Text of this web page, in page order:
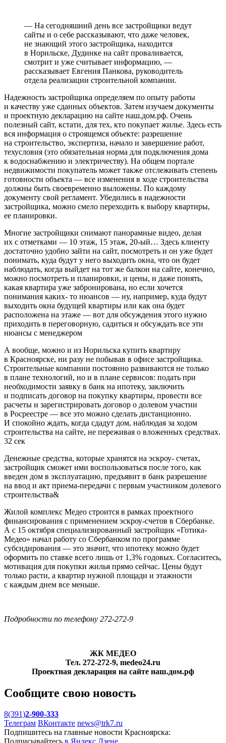
— На сегодняшний день все застройщики ведут
сайты и о себе рассказывают, что даже человек,
не знающий этого застройщика, находится
в Норильске, Дудинке на сайт проваливается,
смотрит и уже считывает информацию, —
рассказывает Евгения Панкова, руководитель
отдела реализации строительной компании.
Надежность застройщика определяем по опыту работы
и качеству уже сданных объектов. Затем изучаем документы
и проектную декларацию на сайте наш.дом.рф. Очень
полезный сайт, кстати, для тех, кто покупает жилье. Здесь есть
вся информация о строящемся объекте: разрешение
на строительство, экспертиза, начало и завершение работ,
техусловия (это обязательная норма для подключения дома
к водоснабжению и электричеству). На общем портале
недвижимости покупатель может также отслеживать степень
готовности объекта — все изменения в ходе строительства
должны быть своевременно выложены. По каждому
документу свой регламент. Убедились в надежности
застройщика, можно смело переходить к выбору квартиры,
ее планировки.
Многие застройщики снимают панорамные видео, делая
их с отметками — 10 этаж, 15 этаж, 20-ый… Здесь клиенту
достаточно удобно зайти на сайт, посмотреть и он уже будет
понимать, куда будут у него выходить окна, что он будет
наблюдать, когда выйдет на тот же балкон на сайте, конечно,
можно посмотреть и планировки, и цены, и даже понять,
какая квартира уже забронирована, но если хочется
понимания каких- то нюансов — ну, например, куда будут
выходить окна будущей квартиры или как она будет
расположена на этаже — вот для обсуждения этого нужно
приходить в переговорную, садиться и обсуждать все эти
нюансы с менеджером
А вообще, можно и из Норильска купить квартиру
в Красноярске, ни разу не побывав в офисе застройщика.
Строительные компании постоянно развиваются не только
в плане технологий, но и в плане сервисов: подать при
необходимости заявку в банк на ипотеку, заключить
и подписать договор на покупку квартиры, провести все
расчеты и зарегистрировать договор о долевом участии
в Росреестре — все это можно сделать дистанционно.
И спокойно ждать, когда сдадут дом, наблюдая за ходом
строительства на сайте, не переживая о вложенных средствах.
32 сек
Денежные средства, которые хранятся на эскроу- счетах,
застройщик сможет ими воспользоваться после того, как
введен дом в эксплуатацию, предъявит в банк разрешение
на ввод и акт приема-передачи с первым участником долевого
строительства&
Жилой комплекс Медео строится в рамках проектного
финансирования с применением эскроу-счетов в Сбербанке.
А с 15 октября специализированный застройщик «Готика-
Медео» начал работу со Сбербанком по программе
субсидирования — это значит, что ипотеку можно будет
оформить по ставке всего лишь от 1,3% годовых. Согласитесь,
мотивация для покупки жилья прямо сейчас. Цены будут
только расти, а квартир нужной площади и этажности
с каждым днем все меньше.
Подробности по телефону 272-272-9
ЖК МЕДЕО
Тел. 272-272-9, medeo24.ru
Проектная декларация на сайте наш.дом.рф
Сообщите свою новость
8(391)2-900-333
Телеграм ВКонтакте news@trk7.ru
Подпишитесь на главные новости Красноярска: